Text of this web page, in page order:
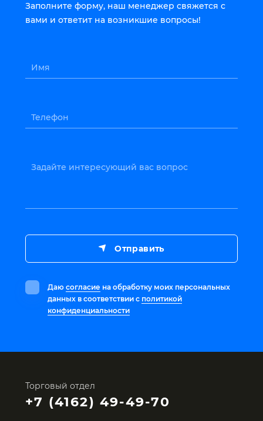
Заполните форму, наш менеджер свяжется с
вами и ответит на возникшие вопросы!
Имя
Телефон
Задайте интересующий вас вопрос
Даю согласие на обработку моих персональных
данных в соответствии с политикой
конфиденциальности
Отправить
Торговый отдел
+7 (4162) 49-49-70